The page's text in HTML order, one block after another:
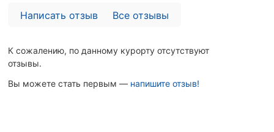
Написать отзыв Все отзывы
К сожалению, по данному курорту отсутствуют
отзывы.
Вы можете стать первым — напишите отзыв!